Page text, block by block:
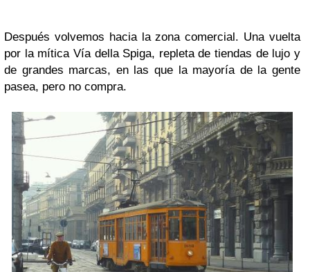
Después volvemos hacia la zona comercial. Una vuelta
por la mítica Vía della Spiga, repleta de tiendas de lujo y
de grandes marcas, en las que la mayoría de la gente
pasea, pero no compra.